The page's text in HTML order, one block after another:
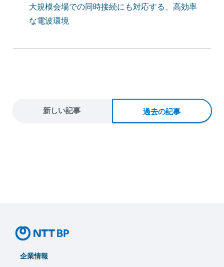
大規模会場での同時接続にも対応する、⾼効率
な電波環境
新しい記事 過去の記事
企業情報